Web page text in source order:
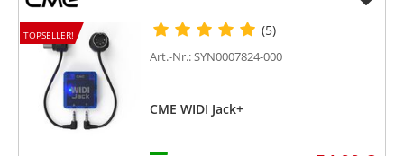
TOPSELLER! (5)
Art.-Nr.: SYN0007824-000
CME WIDI Jack+